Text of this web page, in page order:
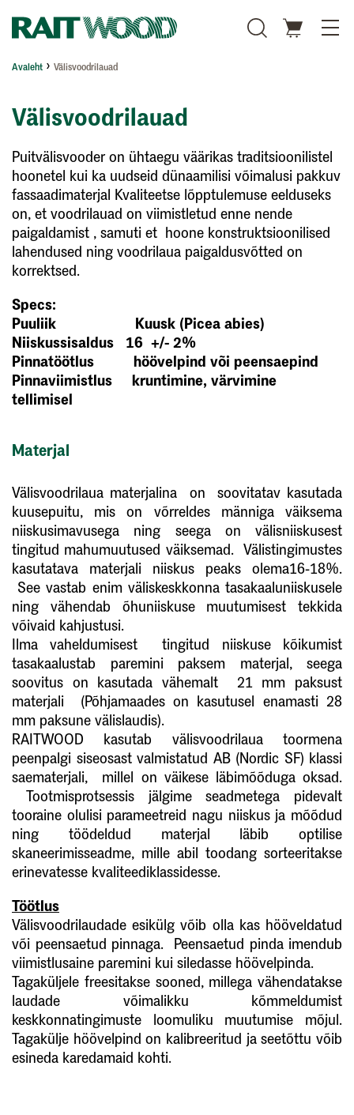
Avaleht Välisvoodrilauad
Välisvoodrilauad
Puitvälisvooder on ühtaegu väärikas traditsioonilistel
hoonetel kui ka uudseid dünaamilisi võimalusi pakkuv
fassaadimaterjal Kvaliteetse lõpptulemuse eelduseks
on, et voodrilauad on viimistletud enne nende
paigaldamist , samuti et hoone konstruktsioonilised
lahendused ning voodrilaua paigaldusvõtted on
korrektsed.
Specs:
Puuliik Kuusk (Picea abies)
Niiskussisaldus 16 +/- 2%
Pinnatöötlus höövelpind või peensaepind
Pinnaviimistlus kruntimine, värvimine
tellimisel
Materjal
Välisvoodrilaua materjalina on soovitatav kasutada
kuusepuitu, mis on võrreldes männiga väiksema
niiskusimavusega ning seega on välisniiskusest
tingitud mahumuutused väiksemad. Välistingimustes
kasutatava materjali niiskus peaks olema16-18%.
See vastab enim väliskeskkonna tasakaaluniiskusele
ning vähendab õhuniiskuse muutumisest tekkida
võivaid kahjustusi.
Ilma vaheldumisest tingitud niiskuse kõikumist
tasakaalustab paremini paksem materjal, seega
soovitus on kasutada vähemalt 21 mm paksust
materjali (Põhjamaades on kasutusel enamasti 28
mm paksune välislaudis).
RAITWOOD kasutab välisvoodrilaua toormena
peenpalgi siseosast valmistatud AB (Nordic SF) klassi
saematerjali, millel on väikese läbimõõduga oksad.
Tootmisprotsessis jälgime seadmetega pidevalt
tooraine olulisi parameetreid nagu niiskus ja mõõdud
ning töödeldud materjal läbib optilise
skaneerimisseadme, mille abil toodang sorteeritakse
erinevatesse kvaliteediklassidesse.
Töötlus
Välisvoodrilaudade esikülg võib olla kas hööveldatud
või peensaetud pinnaga. Peensaetud pinda imendub
viimistlusaine paremini kui siledasse höövelpinda.
Tagaküljele freesitakse sooned, millega vähendatakse
laudade võimalikku kõmmeldumist
keskkonnatingimuste loomuliku muutumise mõjul.
Tagakülje höövelpind on kalibreeritud ja seetõttu võib
esineda karedamaid kohti.